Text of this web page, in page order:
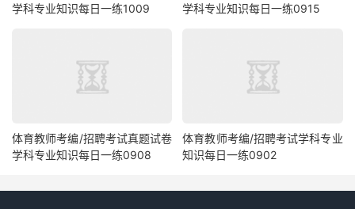
学科专业知识每日一练1009
学科专业知识每日一练0915
体育教师考编/招聘考试真题试卷
学科专业知识每日一练0908
体育教师考编/招聘考试学科专业
知识每日一练0902